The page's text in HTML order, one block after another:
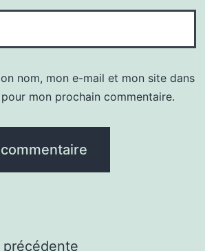
nom, mon e-mail et mon site dans
mon prochain commentaire.